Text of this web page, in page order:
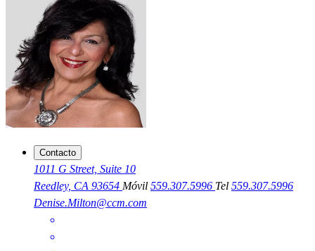
Contacto
1011 G Street, Suite 10
Reedley, CA 93654 Móvil 559.307.5996 Tel 559.307.5996
Denise.Milton@ccm.com